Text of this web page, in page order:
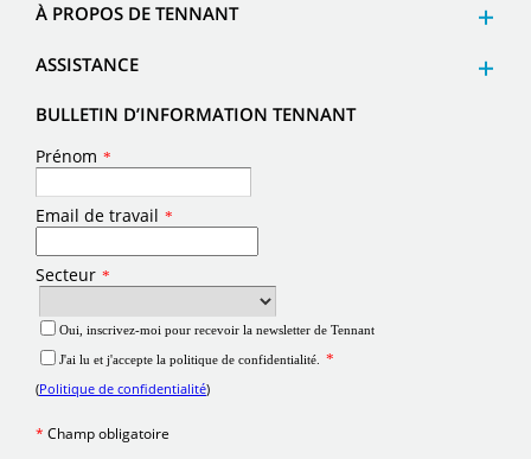
À PROPOS DE TENNANT
ASSISTANCE
BULLETIN D’INFORMATION TENNANT